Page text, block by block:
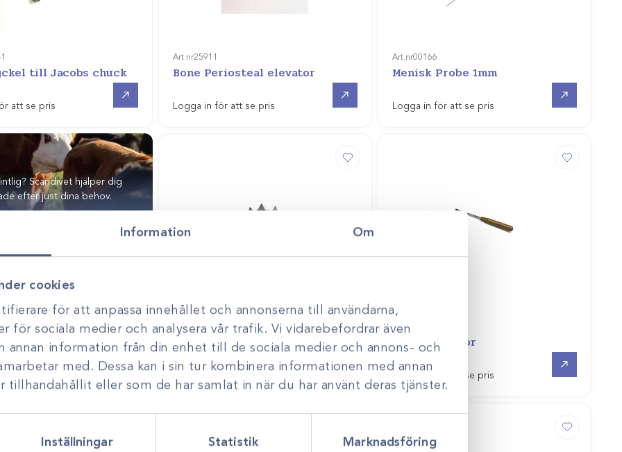
Information Om
cookies
för att anpassa innehållet och annonserna till användarna,
för sociala medier och analysera vår trafik. Vi vidarebefordrar även
annan information från din enhet till de sociala medier och annons- och
med. Dessa kan i sin tur kombinera informationen med annan
tillhandahållit eller som de har samlat in när du har använt deras tjänster.
Inställningar Statistik Marknadsföring
till Jacobs chuck
att se pris
Art.nr25911
Bone Periosteal elevator
Logga in för att se pris
Art.nr00166
Menisk Probe 1mm
Logga in för att se pris
Scandivet hjälper dig
efter just dina behov.
Art.nr26069
Spikey Washer 2,0
Art.nr
Artro elevator
Logga in för att se pris